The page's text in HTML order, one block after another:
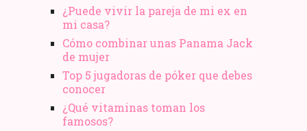
¿Puede vivir la pareja de mi ex en
mi casa?
Cómo combinar unas Panama Jack
de mujer
Top 5 jugadoras de póker que debes
conocer
¿Qué vitaminas toman los
famosos?